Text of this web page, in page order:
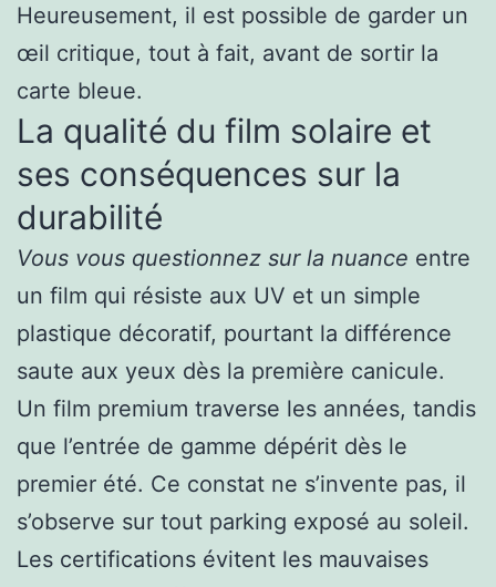
Heureusement, il est possible de garder un
œil critique, tout à fait, avant de sortir la
carte bleue.
La qualité du film solaire et
ses conséquences sur la
durabilité
Vous vous questionnez sur la nuance entre
un film qui résiste aux UV et un simple
plastique décoratif, pourtant la différence
saute aux yeux dès la première canicule.
Un film premium traverse les années, tandis
que l’entrée de gamme dépérit dès le
premier été. Ce constat ne s’invente pas, il
s’observe sur tout parking exposé au soleil.
Les certifications évitent les mauvaises